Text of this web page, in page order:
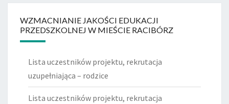
WZMACNIANIE JAKOŚCI EDUKACJI
PRZEDSZKOLNEJ W MIEŚCIE RACIBÓRZ
Lista uczestników projektu, rekrutacja
uzupełniająca – rodzice
Lista uczestników projektu, rekrutacja